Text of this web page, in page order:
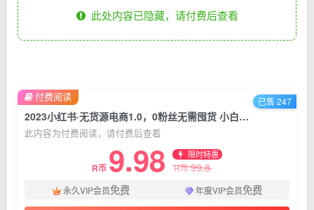
此处内容已隐藏，请付费后查看
2023小红书·无货源电商1.0，0粉丝无需囤货 小白轻松上手的无货源变现项目
此内容为付费阅读，请付费后查看
R币 9.98 限时特惠
R币99.8
永久VIP会员免费 年度VIP会员免费
付费阅读 已售 247